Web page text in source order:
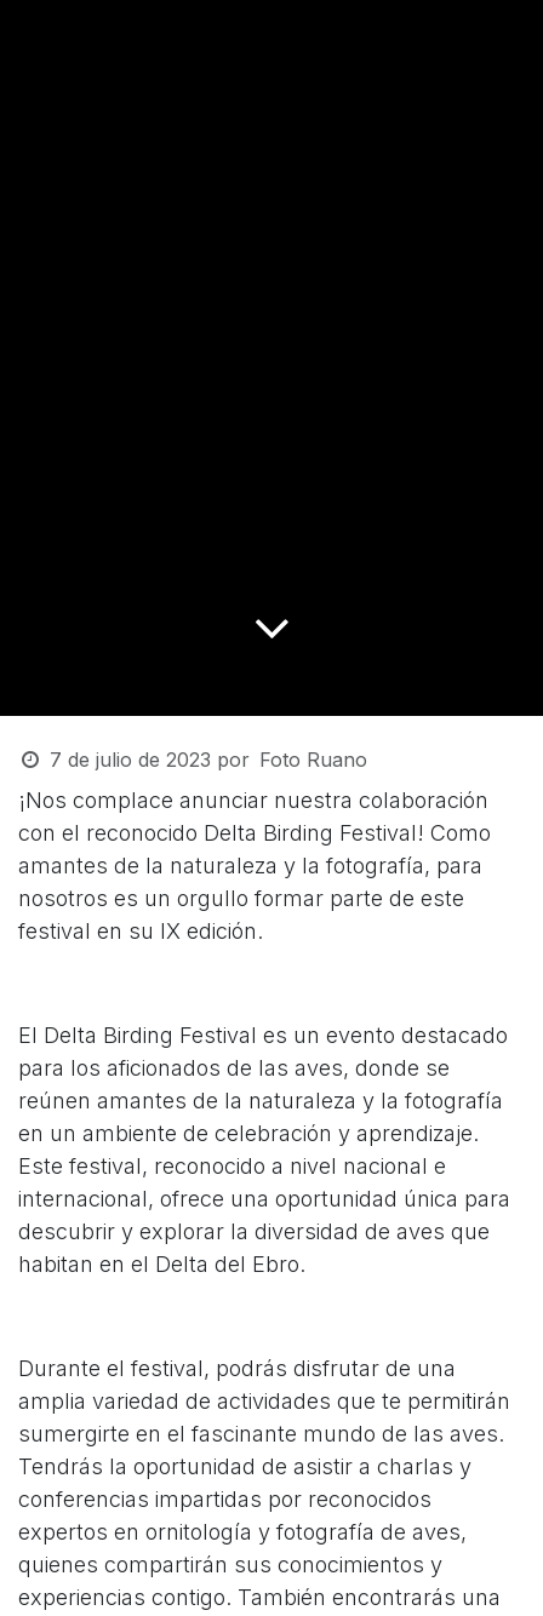
7 de julio de 2023 por Foto Ruano
¡Nos complace anunciar nuestra colaboración
con el reconocido Delta Birding Festival! Como
amantes de la naturaleza y la fotografía, para
nosotros es un orgullo formar parte de este
festival en su IX edición.
El Delta Birding Festival es un evento destacado
para los aficionados de las aves, donde se
reúnen amantes de la naturaleza y la fotografía
en un ambiente de celebración y aprendizaje.
Este festival, reconocido a nivel nacional e
internacional, ofrece una oportunidad única para
descubrir y explorar la diversidad de aves que
habitan en el Delta del Ebro.
Durante el festival, podrás disfrutar de una
amplia variedad de actividades que te permitirán
sumergirte en el fascinante mundo de las aves.
Tendrás la oportunidad de asistir a charlas y
conferencias impartidas por reconocidos
expertos en ornitología y fotografía de aves,
quienes compartirán sus conocimientos y
experiencias contigo. También encontrarás una